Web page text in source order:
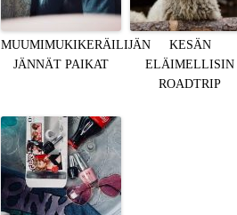
MUUMIMUKIKERÄILIJÄN
JÄNNÄT PAIKAT
KESÄN
ELÄIMELLISIN
ROADTRIP